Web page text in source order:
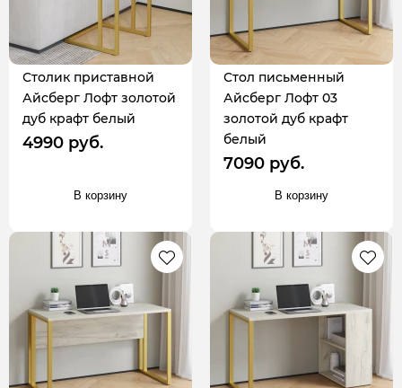
Столик приставной
Айсберг Лофт золотой
дуб крафт белый
4990 руб.
В корзину
Стол письменный
Айсберг Лофт 03
золотой дуб крафт
белый
7090 руб.
В корзину